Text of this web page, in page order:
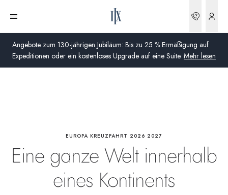
Angebote zum 130-jährigen Jubiläum: Bis zu 25 % Ermäßigung auf
Expeditionen oder ein kostenloses Upgrade auf eine Suite. Mehr lesen
Menü öffnen
Vereinigtes Königreich (England, Schottland, Wales
USA
EUROPA KREUZFAHRT 2026 2027
Eine ganze Welt innerhalb
eines Kontinents
Aktivitäten